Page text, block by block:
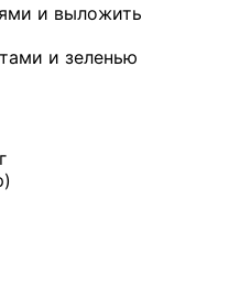
и выложить
и зеленью